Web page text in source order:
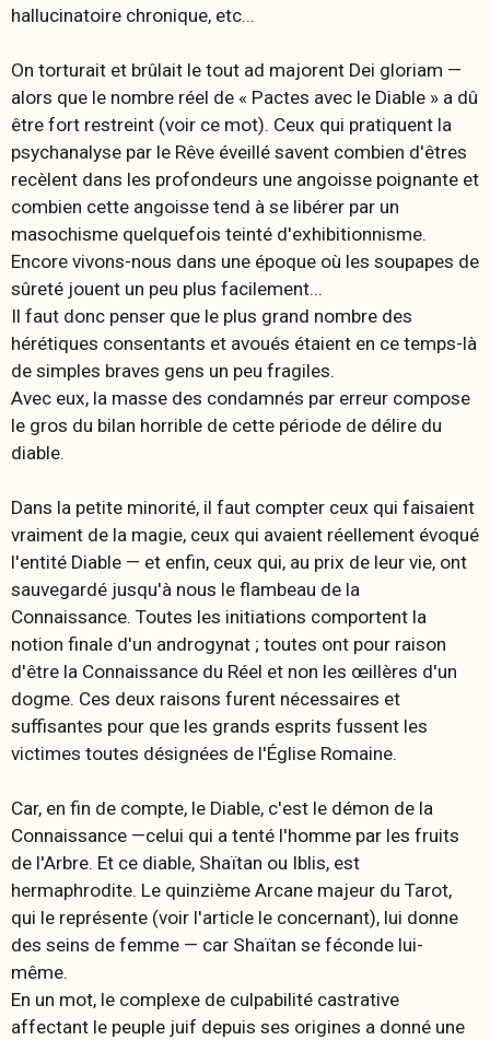
hallucinatoire chronique, etc...
On torturait et brûlait le tout ad majorent Dei gloriam —
alors que le nombre réel de « Pactes avec le Diable » a dû
être fort restreint (voir ce mot). Ceux qui pratiquent la
psychanalyse par le Rêve éveillé savent combien d'êtres
recèlent dans les profondeurs une angoisse poignante et
combien cette angoisse tend à se libérer par un
masochisme quelquefois teinté d'exhibitionnisme.
Encore vivons-nous dans une époque où les soupapes de
sûreté jouent un peu plus facilement...
Il faut donc penser que le plus grand nombre des
hérétiques consentants et avoués étaient en ce temps-là
de simples braves gens un peu fragiles.
Avec eux, la masse des condamnés par erreur compose
le gros du bilan horrible de cette période de délire du
diable.
Dans la petite minorité, il faut compter ceux qui faisaient
vraiment de la magie, ceux qui avaient réellement évoqué
l'entité Diable — et enfin, ceux qui, au prix de leur vie, ont
sauvegardé jusqu'à nous le flambeau de la
Connaissance. Toutes les initiations comportent la
notion finale d'un androgynat ; toutes ont pour raison
d'être la Connaissance du Réel et non les œillères d'un
dogme. Ces deux raisons furent nécessaires et
suffisantes pour que les grands esprits fussent les
victimes toutes désignées de l'Église Romaine.
Car, en fin de compte, le Diable, c'est le démon de la
Connaissance —celui qui a tenté l'homme par les fruits
de l'Arbre. Et ce diable, Shaïtan ou Iblis, est
hermaphrodite. Le quinzième Arcane majeur du Tarot,
qui le représente (voir l'article le concernant), lui donne
des seins de femme — car Shaïtan se féconde lui-
même.
En un mot, le complexe de culpabilité castrative
affectant le peuple juif depuis ses origines a donné une